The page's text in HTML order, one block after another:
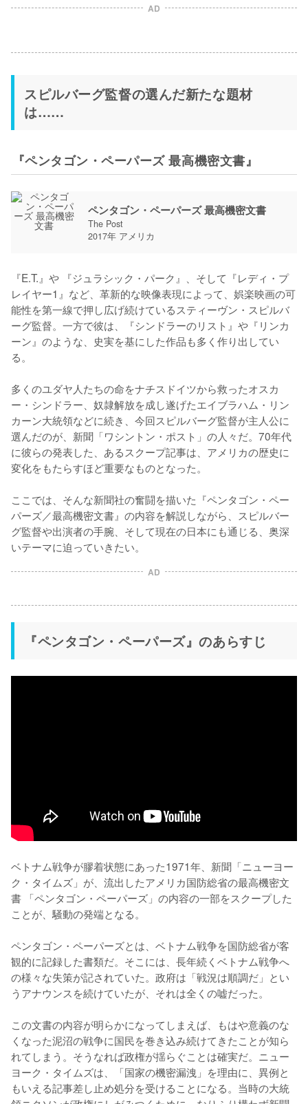
AD
スピルバーグ監督の選んだ新たな題材
は……
『ペンタゴン・ペーパーズ 最高機密文書』
ペンタゴン・ペーパーズ 最高機密文書
The Post
2017年 アメリカ
『E.T.』や 『ジュラシック・パーク』、そして『レディ・プ
レイヤー1』など、革新的な映像表現によって、娯楽映画の可
能性を第一線で押し広げ続けているスティーヴン・スピルバ
ーグ監督。一方で彼は、『シンドラーのリスト』や『リンカ
ーン』のような、史実を基にした作品も多く作り出してい
る。
多くのユダヤ人たちの命をナチスドイツから救ったオスカ
ー・シンドラー、奴隷解放を成し遂げたエイブラハム・リン
カーン大統領などに続き、今回スピルバーグ監督が主人公に
選んだのが、新聞「ワシントン・ポスト」の人々だ。70年代
に彼らの発表した、あるスクープ記事は、アメリカの歴史に
変化をもたらすほど重要なものとなった。
ここでは、そんな新聞社の奮闘を描いた『ペンタゴン・ペー
パーズ／最高機密文書』の内容を解説しながら、スピルバー
グ監督や出演者の手腕、そして現在の日本にも通じる、奥深
AD
『ペンタゴン・ペーパーズ』のあらすじ
ベトナム戦争が膠着状態にあった1971年、新聞「ニューヨー
ク・タイムズ」が、流出したアメリカ国防総省の最高機密文
書 「ペンタゴン・ペーパーズ」の内容の一部をスクープした
ことが、騒動の発端となる。
ペンタゴン・ペーパーズとは、ベトナム戦争を国防総省が客
観的に記録した書類だ。そこには、長年続くベトナム戦争へ
の様々な失策が記されていた。政府は「戦況は順調だ」とい
うアナウンスを続けていたが、それは全くの嘘だった。
この文書の内容が明らかになってしまえば、もはや意義のな
くなった泥沼の戦争に国民を巻き込み続けてきたことが知ら
れてしまう。そうなれば政権が揺らぐことは確実だ。ニュー
ヨーク・タイムズは、「国家の機密漏洩」を理由に、異例と
もいえる記事差し止め処分を受けることになる。当時の大統